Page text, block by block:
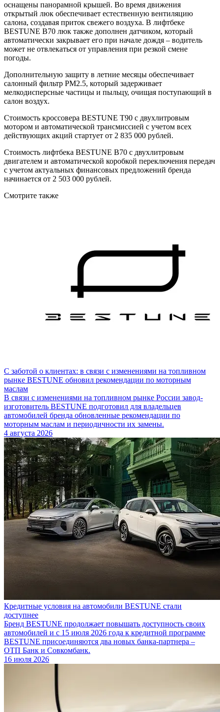
оснащены панорамной крышей. Во время движения
открытый люк обеспечивает естественную вентиляцию
салона, создавая приток свежего воздуха. В лифтбеке
BESTUNE B70 люк также дополнен датчиком, который
автоматически закрывает его при начале дождя – водитель
может не отвлекаться от управления при резкой смене
погоды.
Дополнительную защиту в летние месяцы обеспечивает
салонный фильтр PM2.5, который задерживает
мелкодисперсные частицы и пыльцу, очищая поступающий в
салон воздух.
Стоимость кроссовера BESTUNE T90 с двухлитровым
мотором и автоматической трансмиссией с учетом всех
действующих акций стартует от 2 835 000 рублей.
Стоимость лифтбека BESTUNE B70 с двухлитровым
двигателем и автоматической коробкой переключения передач
с учетом актуальных финансовых предложений бренда
начинается от 2 503 000 рублей.
Смотрите также
С заботой о клиентах: в связи с изменениями на топливном
рынке BESTUNE обновил рекомендации по моторным
маслам
В связи с изменениями на топливном рынке России завод-
изготовитель BESTUNE подготовил для владельцев
автомобилей бренда обновленные рекомендации по
моторным маслам и периодичности их замены.
4 августа 2026
Кредитные условия на автомобили BESTUNE стали
доступнее
Бренд BESTUNE продолжает повышать доступность своих
автомобилей и с 15 июля 2026 года к кредитной программе
BESTUNE присоединяются два новых банка-партнера –
ОТП Банк и Совкомбанк.
16 июля 2026